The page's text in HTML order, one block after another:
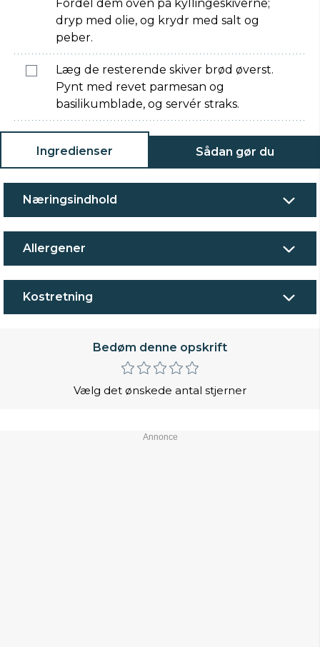
Fordel dem oven på kyllingeskiverne;
dryp med olie, og krydr med salt og
peber.
Læg de resterende skiver brød øverst.
Pynt med revet parmesan og
basilikumblade, og servér straks.
Ingredienser Sådan gør du
Næringsindhold
Allergener
Kostretning
Bedøm denne opskrift
Vælg det ønskede antal stjerner